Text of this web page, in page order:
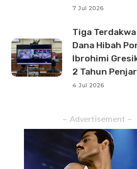
7 Jul 2026
Tiga
Dana Hibah
Ibrohimi
2 Tahun
4 Jul 2026
– Advertisement –